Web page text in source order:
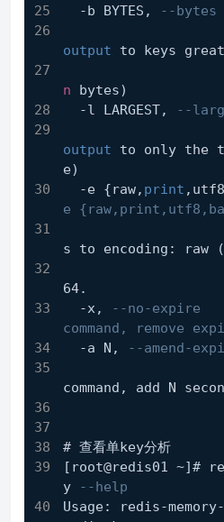
  -b BYTES,
--bytes
output to keys
n bytes)
  -l LARGEST,
--
output to only the
e)
  -e {raw,
print
e
s to encoding: raw
64.
  -x,
--no-expire
command, remove
  -a N,
--amend-
command, add N
# 查看单key分析
[root@redis01 ~]#
y
--help
Usage: redis-memory-